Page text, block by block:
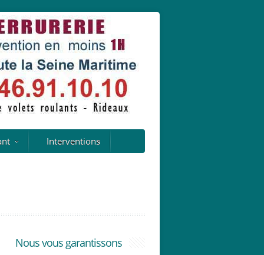
Interventions
Nous vous garantissons